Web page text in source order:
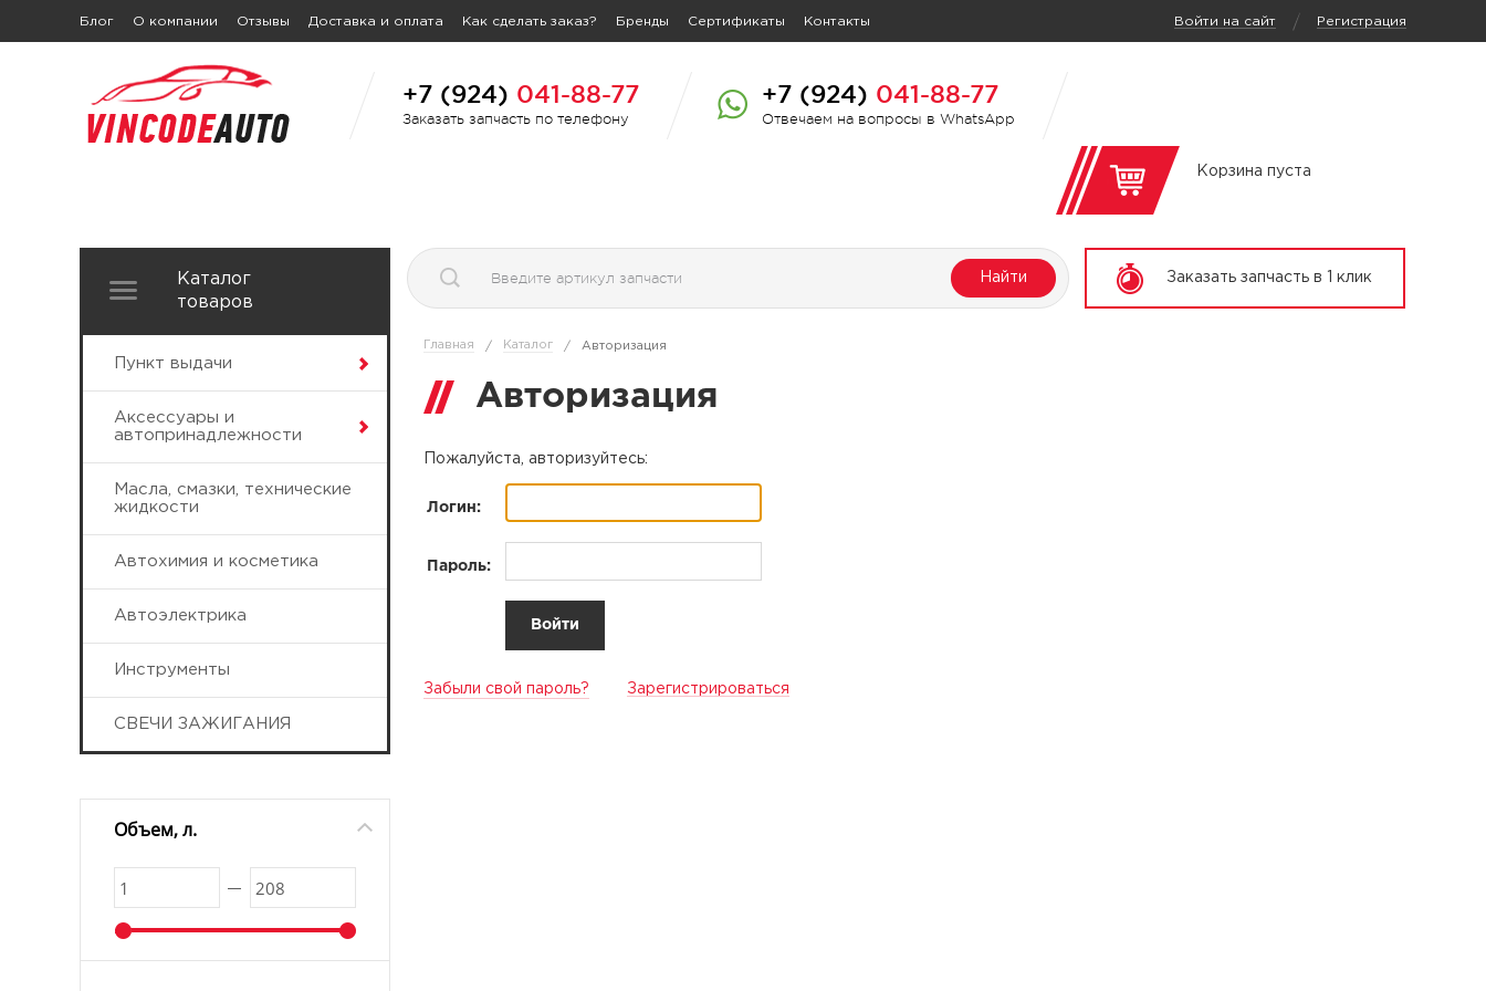
Блог О компании Отзывы Доставка и оплата Как сделать заказ? Бренды Сертификаты Контакты Войти на сайт / Регистрация
+7 (924) 041-88-77
Заказать запчасть по телефону
+7 (924) 041-88-77
Отвечаем на вопросы в WhatsApp
Корзина пуста
Каталог
товаров
Пункт выдачи
Аксессуары и
автопринадлежности
Масла, смазки, технические
жидкости
Автохимия и косметика
Автоэлектрика
Инструменты
СВЕЧИ ЗАЖИГАНИЯ
Объем, л.
Найти Заказать запчасть в 1 клик
Главная / Каталог / Авторизация
Авторизация
Пожалуйста, авторизуйтесь:
Логин:
Пароль:
Забыли свой пароль? Зарегистрироваться